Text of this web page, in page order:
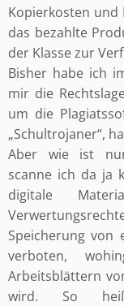
Kopierkosten und
das bezahlte
der Klasse zur
Bisher habe ich
mir die
um die
„Schultrojaner“,
Aber wie ist
scanne ich da ja
digitale
Speicherung von
verboten,
Arbeitsblättern
wird. So